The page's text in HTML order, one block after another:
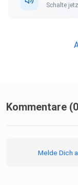
Schalte
Kommentare
Melde Dich